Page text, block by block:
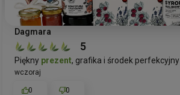
Dagmara
5
Piękny prezent, grafika i środek perfekcyjny
wczoraj
0 0